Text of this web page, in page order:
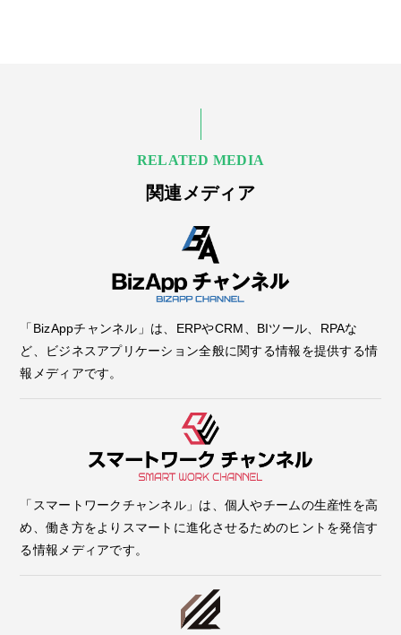
RELATED MEDIA
関連メディア
「BizAppチャンネル」は、ERPやCRM、BIツール、RPAな
ど、ビジネスアプリケーション全般に関する情報を提供する情
報メディアです。
「スマートワークチャンネル」は、個人やチームの生産性を高
め、働き方をよりスマートに進化させるためのヒントを発信す
る情報メディアです。